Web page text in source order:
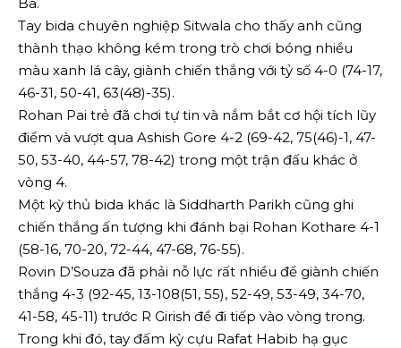
Tay bida chuyên nghiệp Sitwala cho thấy anh cũng
thành thạo không kém trong trò chơi bóng nhiều
màu xanh lá cây, giành chiến thắng với tỷ số 4-0 (74-17,
46-31, 50-41, 63(48)-35).
Rohan Pai trẻ đã chơi tự tin và nắm bắt cơ hội tích lũy
điểm và vượt qua Ashish Gore 4-2 (69-42, 75(46)-1, 47-
50, 53-40, 44-57, 78-42) trong một trận đấu khác ở
vòng 4.
Một kỳ thủ bida khác là Siddharth Parikh cũng ghi
chiến thắng ấn tượng khi đánh bại Rohan Kothare 4-1
(58-16, 70-20, 72-44, 47-68, 76-55).
Rovin D’Souza đã phải nỗ lực rất nhiều để giành chiến
thắng 4-3 (92-45, 13-108(51, 55), 52-49, 53-49, 34-70,
41-58, 45-11) trước R Girish để đi tiếp vào vòng trong.
Trong khi đó, tay đấm kỳ cựu Rafat Habib hạ gục